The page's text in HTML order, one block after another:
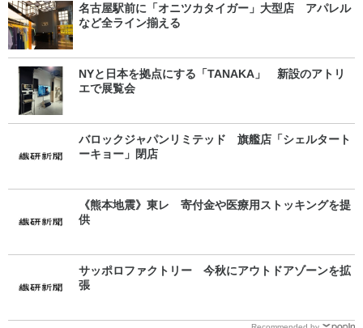
名古屋駅前に「オニツカタイガー」大型店 アパレル
など全ライン揃える
NYと日本を拠点にする「TANAKA」 新設のアトリ
エで展覧会
バロックジャパンリミテッド 旗艦店「シェルタート
ーキョー」閉店
《熊本地震》東レ 寄付金や医療用ストッキングを提
供
サッポロファクトリー 今秋にアウトドアゾーンを拡
張